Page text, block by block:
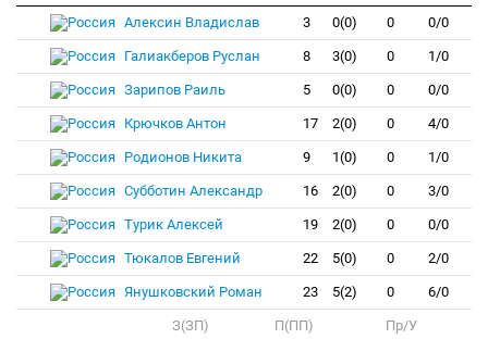
Алексин Владислав
3 0(0) 0 0/0
Галиакберов Руслан 8 3(0) 0 1/0
Зарипов Раиль 5 0(0) 0 0/0
Крючков Антон 17 2(0) 0 4/0
Родионов Никита 9 1(0) 0 1/0
Субботин Александр 16 2(0) 0 3/0
Турик Алексей 19 2(0) 0 0/0
Тюкалов Евгений 22 5(0) 0 2/0
Янушковский Роман 23 5(2) 0 6/0
З(ЗП) П(ПП) Пр/У